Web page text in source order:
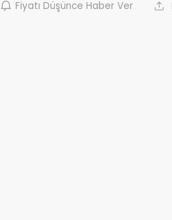
Fiyatı Düşünce Haber Ver